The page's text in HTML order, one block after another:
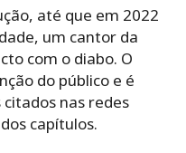
até que em 2022
um cantor da
com o diabo. O
do público e é
nas redes
capítulos.